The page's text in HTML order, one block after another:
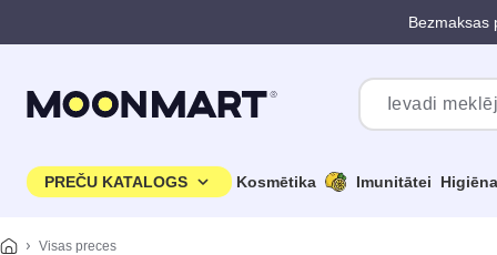
Bezmaksas
PREČU KATALOGS Kosmētika Imunitātei Higiēna
Visas preces